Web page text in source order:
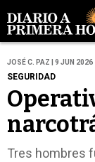
JOSÉ C. PAZ | 9 JUN 2026
SEGURIDAD
Tres hombres